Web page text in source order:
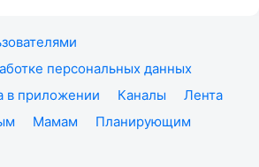
персональных данных
в приложении Каналы
Лента
Мамам
Планирующим